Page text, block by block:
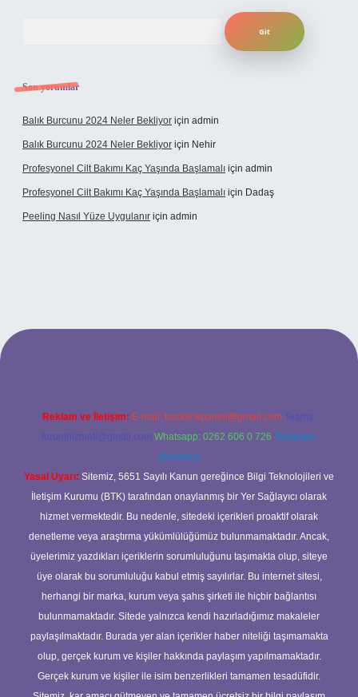
Son yorumlar
Balık Burcunu 2024 Neler Bekliyor için admin
Balık Burcunu 2024 Neler Bekliyor için Nehir
Profesyonel Cilt Bakımı Kaç Yaşında Başlamalı için admin
Profesyonel Cilt Bakımı Kaç Yaşında Başlamalı için Dadaş
Peeling Nasıl Yüze Uygulanır için admin
Reklam ve İletişim: E-mail: backlinkpaneli@gmail.com Teams:
forumhizmeti@gmail.com Whatsapp: 0262 606 0 726 Telegram:
@karabul
Yasal Uyarı: Sitemiz, 5651 Sayılı Kanun gereğince Bilgi Teknolojileri ve
İletişim Kurumu (BTK) tarafından onaylanmış bir Yer Sağlayıcı olarak
hizmet vermektedir. Bu nedenle, sitedeki içerikleri proaktif olarak
denetleme veya araştırma yükümlülüğümüz bulunmamaktadır. Ancak,
üyelerimiz yazdıkları içeriklerin sorumluluğunu taşımakta olup, siteye
üye olarak bu sorumluluğu kabul etmiş sayılırlar. Bu internet sitesi,
herhangi bir marka, kurum veya şahıs şirketi ile hiçbir bağlantısı
bulunmamaktadır. Sitede yalnızca kendi hazırladığımız makaleler
paylaşılmaktadır. Burada yer alan içerikler haber niteliği taşımamakta
olup, gerçek kurum ve kişiler hakkında paylaşım yapılmamaktadır.
Gerçek kurum ve kişiler ile isim benzerlikleri tamamen tesadüfidir.